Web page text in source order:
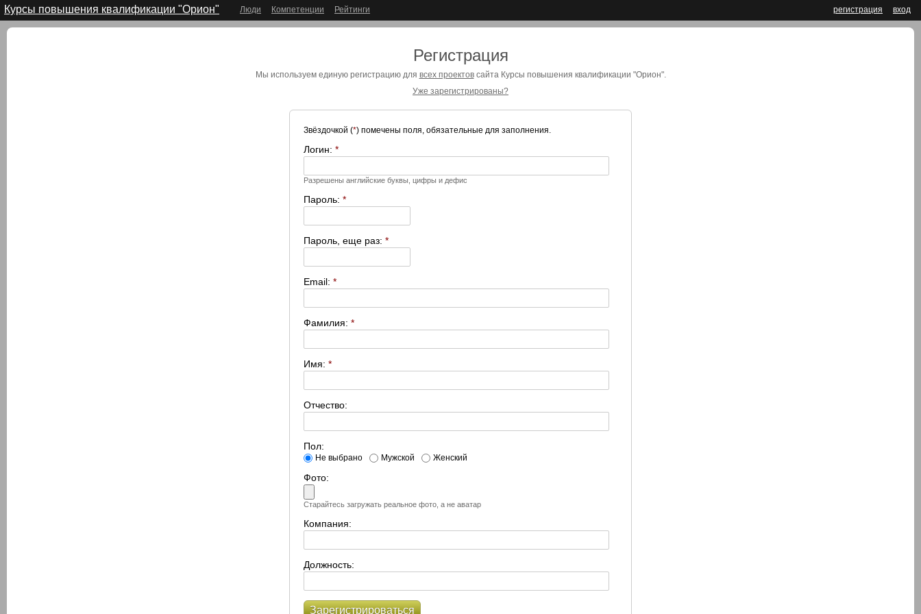
Курсы повышения квалификации "Орион" вход
регистрация
Люди Компетенции Рейтинги
Регистрация
Мы используем единую регистрацию для всех проектовсайта Курсы повышения квалификации "Орион".
Уже зарегистрированы?
Звёздочкой (*) помечены поля, обязательные для заполнения.
Логин: *
Разрешены английские буквы, цифры и дефис
Пароль: *
Пароль, еще раз: *
Email: *
Фамилия: *
Имя: *
Отчество:
Пол:
Не выбрано Мужской Женский
Фото:
Старайтесь загружать реальное фото, а не аватар
Компания:
Должность:
Зарегистрироваться